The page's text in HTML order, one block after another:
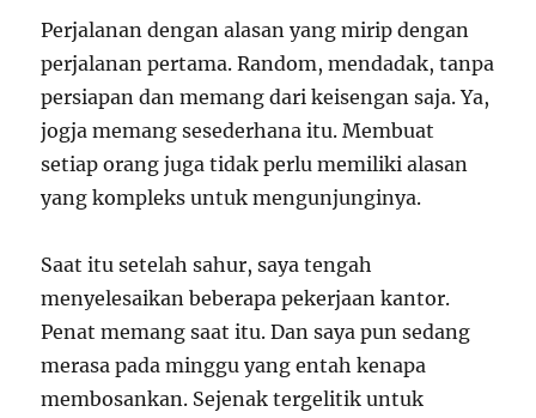
Perjalanan dengan alasan yang mirip dengan
perjalanan pertama. Random, mendadak, tanpa
persiapan dan memang dari keisengan saja. Ya,
jogja memang sesederhana itu. Membuat
setiap orang juga tidak perlu memiliki alasan
yang kompleks untuk mengunjunginya.
Saat itu setelah sahur, saya tengah
menyelesaikan beberapa pekerjaan kantor.
Penat memang saat itu. Dan saya pun sedang
merasa pada minggu yang entah kenapa
membosankan. Sejenak tergelitik untuk